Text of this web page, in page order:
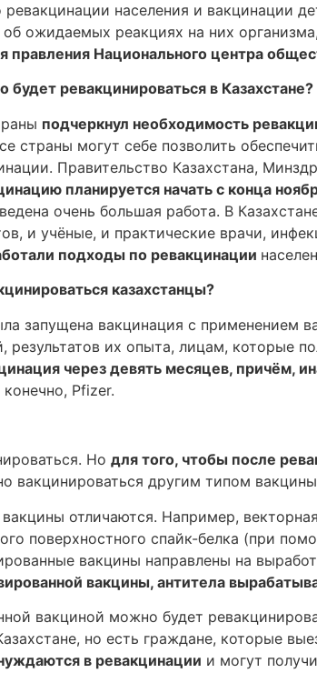
населения и вакцинации
об ожидаемых реакциях на них
правления Национального центра
будет ревакцинироваться в Казахстане?
подчеркнул необходимость
страны могут себе позволить
Правительство Казахстана,
планируется начать с конца
очень большая работа. В
и учёные, и практические врачи,
подходы по ревакцинации
казахстанцы?
запущена вакцинация с
результатов их опыта, лицам, которые
через девять месяцев, причём,
Pfizer.
Но для того, чтобы после
вакцинироваться другим типом
отличаются. Например,
поверхностного спайк-белка (при
вакцины направлены на
вакцины, антитела
вакциной можно будет
но есть граждане, которые
в ревакцинации и могут